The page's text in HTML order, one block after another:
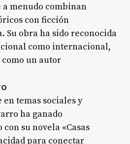
a menudo combinan
con ficción
Su obra ha sido reconocida
como internacional,
un autor
en temas sociales y
ha ganado
su novela «Casas
para conectar